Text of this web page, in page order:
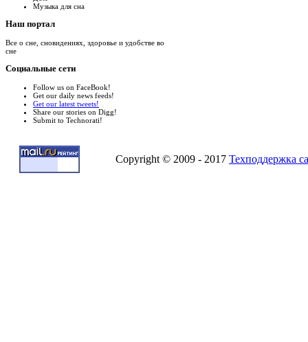
Музыка для сна
Наш портал
Все о сне, сновидениях, здоровье и удобстве во
сне
Социальные сети
Follow us on FaceBook!
Get our daily news feeds!
Get our latest tweets!
Share our stories on Digg!
Submit to Technorati!
Copyright © 2009 - 2017 Техподдержка